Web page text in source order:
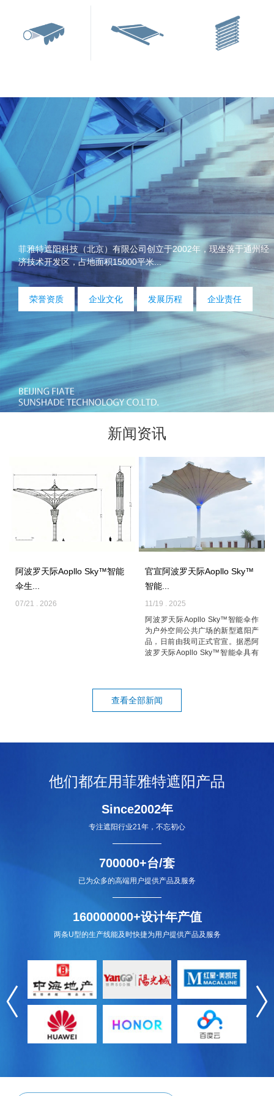
菲雅特遮阳科技（北京）有限公司创立于2002年，现坐落于通州经
济技术开发区，占地面积15000平米...
荣誉资质 企业文化 发展历程 企业责任
新闻资讯
阿波罗天际Aopllo Sky™智能
伞生...
07/21 . 2026
官宣阿波罗天际Aopllo Sky™
智能...
11/19 . 2025
阿波罗天际Aopllo Sky™智能伞作
为户外空间公共广场的新型遮阳产
品，日前由我司正式官宣。据悉阿
波罗天际Aopllo Sky™智能伞具有
查看全部新闻
他们都在用菲雅特遮阳产品
Since2002年
专注遮阳行业21年，不忘初心
700000+台/套
已为众多的高端用户提供产品及服务
160000000+设计年产值
两条U型的生产线能及时快捷为用户提供产品及服务